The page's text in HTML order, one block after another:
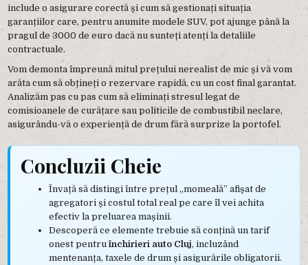
include o asigurare corectă și cum să gestionați situația
garanțiilor care, pentru anumite modele SUV, pot ajunge până la
pragul de 3000 de euro dacă nu sunteți atenți la detaliile
contractuale.
Vom demonta împreună mitul prețului nerealist de mic și vă vom
arăta cum să obțineți o rezervare rapidă, cu un cost final garantat.
Analizăm pas cu pas cum să eliminați stresul legat de
comisioanele de curățare sau politicile de combustibil neclare,
asigurându-vă o experiență de drum fără surprize la portofel.
Concluzii Cheie
Învață să distingi între prețul „momeală” afișat de
agregatori și costul total real pe care îl vei achita
efectiv la preluarea mașinii.
Descoperă ce elemente trebuie să conțină un tarif
onest pentruînchirieri auto Cluj, incluzând
mentenanța, taxele de drum și asigurările obligatorii.